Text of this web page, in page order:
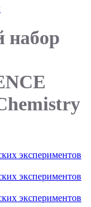
набор